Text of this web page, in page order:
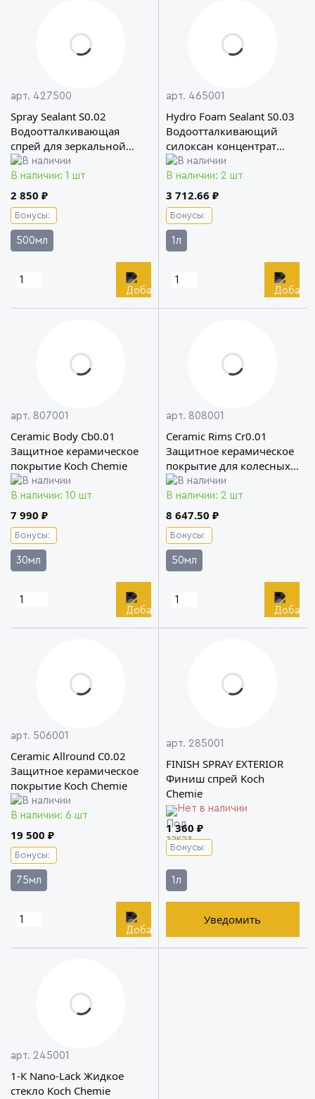
арт. 427500
Spray Sealant S0.02
Водоотталкивающая
спрей для зеркальной
полировки Koch Chemie
В наличии: 1 шт
2 850 ₽
Бонусы:
500мл
арт. 465001
Hydro Foam Sealant S0.03
Водоотталкивающий
силоксан концентрат
премиум-класса Koch
Chemie
В наличии: 2 шт
3 712.66 ₽
Бонусы:
1л
арт. 807001
Ceramic Body Cb0.01
Защитное керамическое
покрытие Koch Chemie
В наличии: 10 шт
7 990 ₽
Бонусы:
30мл
арт. 808001
Ceramic Rims Cr0.01
Защитное керамическое
покрытие для колесных
дисков Koch Chemie
В наличии: 2 шт
8 647.50 ₽
Бонусы:
50мл
арт. 506001
Ceramic Allround C0.02
Защитное керамическое
покрытие Koch Chemie
В наличии: 6 шт
19 500 ₽
Бонусы:
75мл
арт. 285001
FINISH SPRAY EXTERIOR
Финиш спрей Koch
Chemie
Нет в наличии
1 360 ₽
Бонусы:
1л
Уведомить
арт. 245001
1-К Nano-Lack Жидкое
стекло Koch Chemie